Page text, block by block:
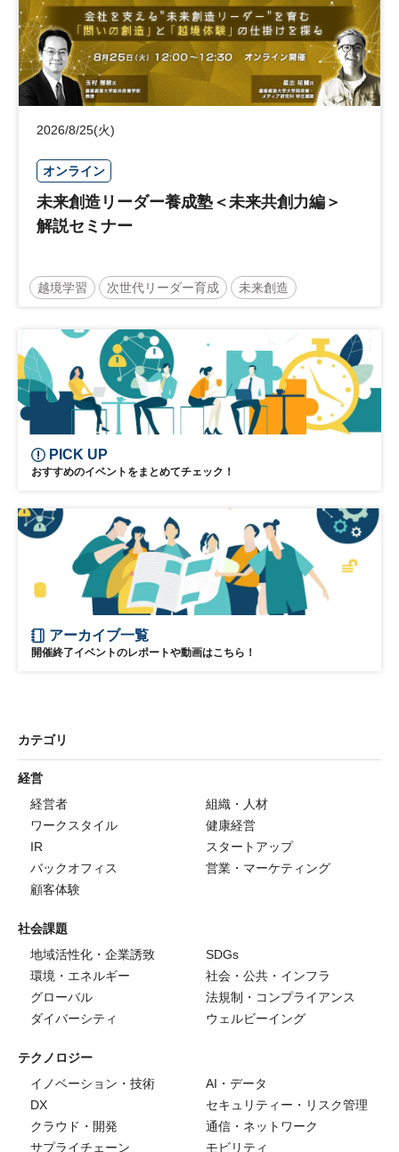
2026/8/25(火)
オンライン
未来創造リーダー養成塾＜未来共創力編＞
解説セミナー
越境学習 次世代リーダー育成 未来創造
PICK UP
おすすめのイベントをまとめてチェック！
アーカイブ一覧
開催終了イベントのレポートや動画はこちら！
カテゴリ
経営
経営者
組織・人材
ワークスタイル
健康経営
IR
スタートアップ
バックオフィス
営業・マーケティング
顧客体験
社会課題
地域活性化・企業誘致
SDGs
環境・エネルギー
社会・公共・インフラ
グローバル
法規制・コンプライアンス
ダイバーシティ
ウェルビーイング
テクノロジー
イノベーション・技術
AI・データ
DX
セキュリティー・リスク管理
クラウド・開発
通信・ネットワーク
サプライチェーン
モビリティ